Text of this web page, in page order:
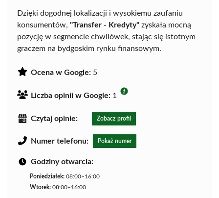
Dzięki dogodnej lokalizacji i wysokiemu zaufaniu
konsumentów, "Transfer - Kredyty" zyskała mocną
pozycję w segmencie chwilówek, stając się istotnym
graczem na bydgoskim rynku finansowym.
Ocena w Google: 5
Liczba opinii w Google: 1
Czytaj opinie: Zobacz profil
Numer telefonu: Pokaż numer
Godziny otwarcia:
Poniedziałek: 08:00–16:00
Wtorek: 08:00–16:00